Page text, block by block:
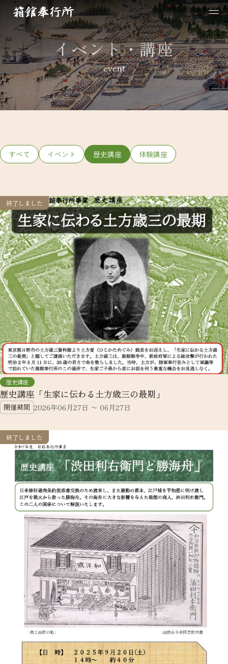
イベント・講座
event
すべて イベント 歴史講座 体験講座
終了しました
歴史講座
歴史講座「生家に伝わる土方歳三の最期」
開催期間 2026年06月27日 〜 06月27日
終了しました